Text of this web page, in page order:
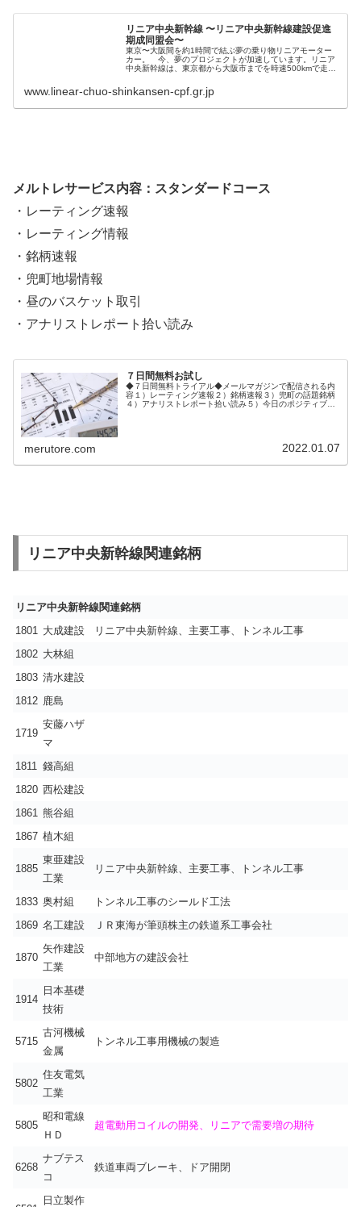
リニア中央新幹線 〜リニア中央新幹線建設促進
期成同盟会〜
東京〜大阪間を約1時間で結ぶ夢の乗り物リニアモーター
カー。 今、夢のプロジェクトが加速しています。リニア
中央新幹線は、東京都から大阪市までを時速500kmで走行
とするものです。
www.linear-chuo-shinkansen-cpf.gr.jp
メルトレサービス内容：スタンダードコース
・レーティング速報
・レーティング情報
・銘柄速報
・兜町地場情報
・昼のバスケット取引
・アナリストレポート拾い読み
７日間無料お試し
◆７日間無料トライアル◆メールマガジンで配信される内
容１）レーティング速報２）銘柄速報３）兜町の話題銘柄
４）アナリストレポート拾い読み５）今日のポジティブ＆
merutore.com 2022.01.07
リニア中央新幹線関連銘柄
リニア中央新幹線関連銘柄
1801 大成建設
リニア中央新幹線、主要工事、トンネル工事
1802 大林組
1803 清水建設
1812 鹿島
1719
安藤ハザ
マ
1811 錢高組
1820 西松建設
1861 熊谷組
1867 植木組
1885
東亜建設
工業
リニア中央新幹線、主要工事、トンネル工事
1833 奥村組
トンネル工事のシールド工法
1869 名工建設 ＪＲ東海が筆頭株主の鉄道系工事会社
1870
矢作建設
工業
中部地方の建設会社
1914
日本基礎
技術
5715
古河機械
金属
トンネル工事用機械の製造
5802
住友電気
工業
5805
昭和電線
ＨＤ
超電動用コイルの開発、リニアで需要増の期待
6268
ナブテス
コ
鉄道車両ブレーキ、ドア開閉
日立製作